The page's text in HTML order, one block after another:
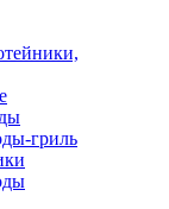
гриль